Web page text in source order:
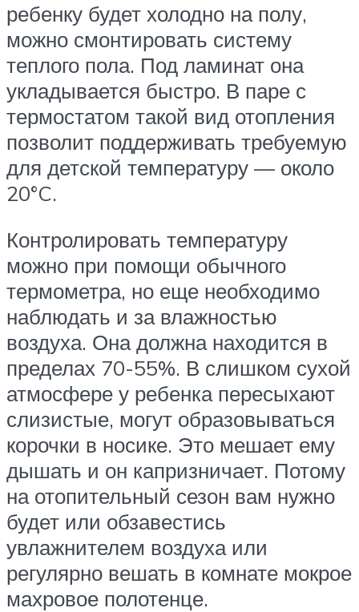
ребенку будет холодно на полу,
можно смонтировать систему
теплого пола. Под ламинат она
укладывается быстро. В паре с
термостатом такой вид отопления
позволит поддерживать требуемую
для детской температуру — около
20°C.
Контролировать температуру
можно при помощи обычного
термометра, но еще необходимо
наблюдать и за влажностью
воздуха. Она должна находится в
пределах 70-55%. В слишком сухой
атмосфере у ребенка пересыхают
слизистые, могут образовываться
корочки в носике. Это мешает ему
дышать и он капризничает. Потому
на отопительный сезон вам нужно
будет или обзавестись
увлажнителем воздуха или
регулярно вешать в комнате мокрое
махровое полотенце.